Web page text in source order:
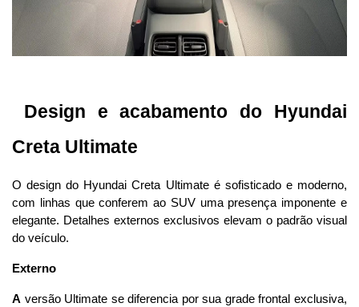
Design e acabamento do Hyundai
Creta Ultimate
O design do Hyundai Creta Ultimate é sofisticado e moderno,
com linhas que conferem ao SUV uma presença imponente e
elegante. Detalhes externos exclusivos elevam o padrão visual
do veículo.
Externo
A versão Ultimate se diferencia por sua grade frontal exclusiva,